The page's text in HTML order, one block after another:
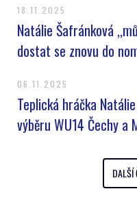
18.11.2025
Natálie Šafránková
dostat se znovu do
06.11.2025
Teplická hráčka
výběru WU14 Čechy a
DALŠÍ